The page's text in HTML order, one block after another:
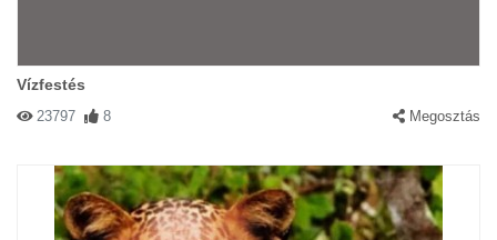
Vízfestés
23797 8 Megosztás